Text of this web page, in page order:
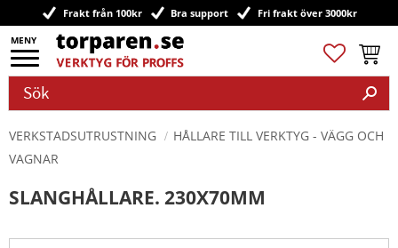
Meny
Frakt från 100kr Bra support Fri frakt över 3000kr
Favoriter
VERKSTADSUTRUSTNING
HÅLLARE TILL VERKTYG - VÄGG OCH
VAGNAR
SLANGHÅLLARE. 230X70MM